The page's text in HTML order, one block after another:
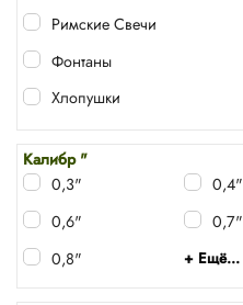
Римские Свечи
Фонтаны
Хлопушки
Калибр "
0,3"
0,4"
0,6"
0,7"
0,8"
+ Ещё...